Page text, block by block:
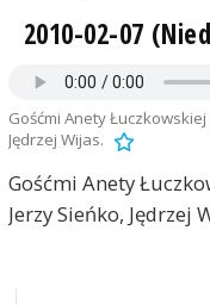
2010-02-07
Gośćmi Anety
Jędrzej Wijas.
Gośćmi Anety
Jerzy Sieńko, Jędrzej